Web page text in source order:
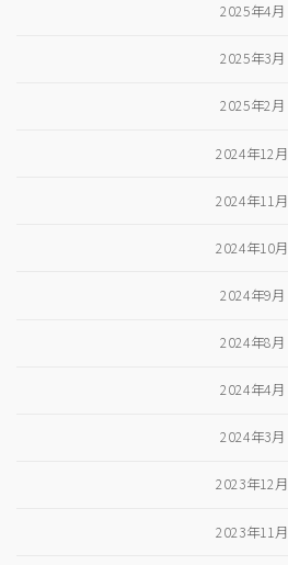
2025年4月
2025年3月
2025年2月
2024年12月
2024年11月
2024年10月
2024年9月
2024年8月
2024年4月
2024年3月
2023年12月
2023年11月